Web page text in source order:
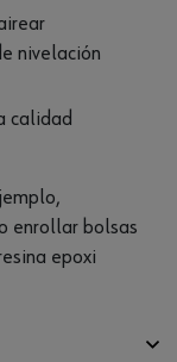
nivelación
calidad
enrollar bolsas
epoxi